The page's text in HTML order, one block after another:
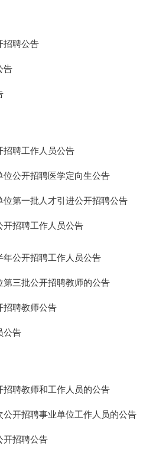
招聘公告
告
招聘工作人员公告
公开招聘医学定向生公告
第一批人才引进公开招聘公告
招聘工作人员公告
公开招聘工作人员公告
三批公开招聘教师的公告
招聘教师公告
公告
聘教师和工作人员的公告
开招聘事业单位工作人员的公告
开招聘公告